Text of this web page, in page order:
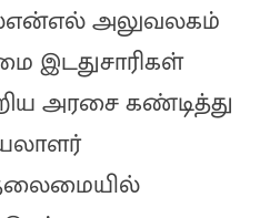
அலுவலகம்
இடதுசாரிகள்
அரசை கண்டித்து